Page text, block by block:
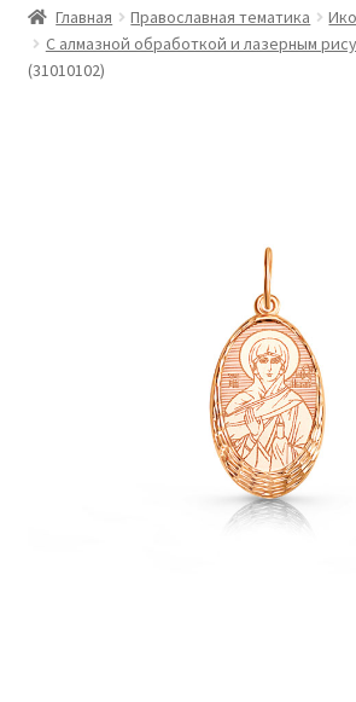
Главная Православная тематика
С алмазной обработкой и лазерным
(31010102)